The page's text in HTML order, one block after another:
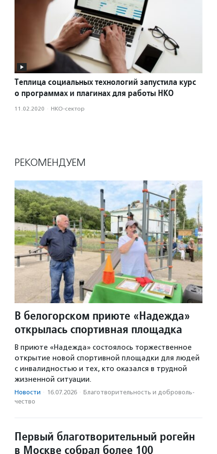
Теплица социальных технологий запустила курс
о программах и плагинах для работы НКО
11.02.2020 · НКО-сектор
РЕКОМЕНДУЕМ
В белогорском приюте «Надежда»
открылась спортивная площадка
В приюте «Надежда» состоялось торжественное
открытие новой спортивной площадки для людей
с инвалидностью и тех, кто оказался в трудной
жизненной ситуации.
Новости · 16.07.2026 · Благотвори­тель­ность и доброволь­
чест­во
Первый благотворительный рогейн
в Москве собрал более 100